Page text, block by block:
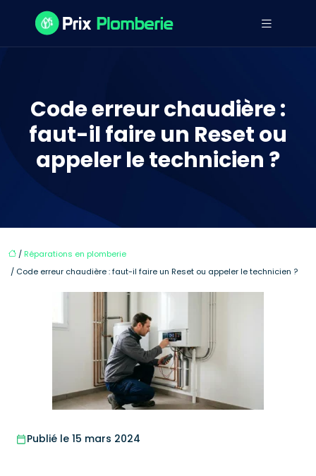
Code erreur chaudière :
faut-il faire un Reset ou
appeler le technicien ?
/ Réparations en plomberie
/ Code erreur chaudière : faut-il faire un Reset ou appeler le technicien ?
Publié le 15 mars 2024